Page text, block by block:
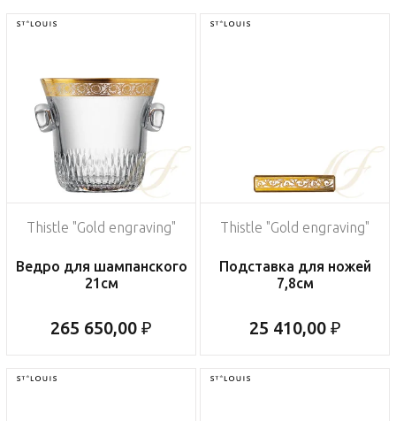
Thistle "Gold engraving"
Ведро для шампанского
21см
265 650,00 ₽
Thistle "Gold engraving"
Подставка для ножей
7,8см
25 410,00 ₽